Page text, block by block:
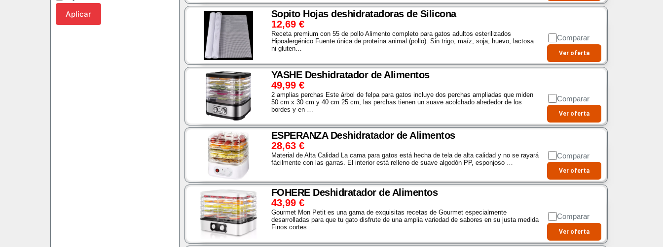
Aplicar
Sopito Hojas deshidratadoras de Silicona
12,69 €
Receta premium con 55 de pollo Alimento completo para gatos adultos esterilizados
Hipoalergénico Fuente única de proteína animal (pollo). Sin trigo, maíz, soja, huevo, lactosa
ni gluten…
Comparar
Ver oferta
YASHE Deshidratador de Alimentos
49,99 €
2 amplias perchas Este árbol de felpa para gatos incluye dos perchas ampliadas que miden
50 cm x 30 cm y 40 cm 25 cm, las perchas tienen un suave acolchado alrededor de los
bordes y en …
Comparar
Ver oferta
ESPERANZA Deshidratador de Alimentos
28,63 €
Material de Alta Calidad La cama para gatos está hecha de tela de alta calidad y no se rayará
fácilmente con las garras. El interior está relleno de suave algodón PP, esponjoso …
Comparar
Ver oferta
FOHERE Deshidratador de Alimentos
43,99 €
Gourmet Mon Petit es una gama de exquisitas recetas de Gourmet especialmente
desarrolladas para que tu gato disfrute de una amplia variedad de sabores en su justa medida
Finos cortes …
Comparar
Ver oferta